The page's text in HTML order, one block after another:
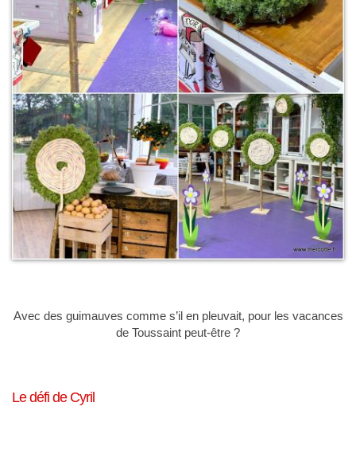
Avec des guimauves comme s’il en pleuvait, pour les vacances
de Toussaint peut-être ?
Le défi de Cyril